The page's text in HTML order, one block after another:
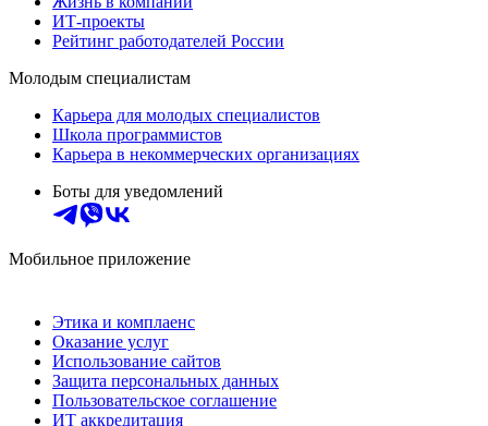
ИТ-проекты
Рейтинг работодателей России
Молодым специалистам
Карьера для молодых специалистов
Школа программистов
Карьера в некоммерческих организациях
Боты для уведомлений
Мобильное приложение
Этика и комплаенс
Оказание услуг
Использование сайтов
Защита персональных данных
Пользовательское соглашение
ИТ аккредитация